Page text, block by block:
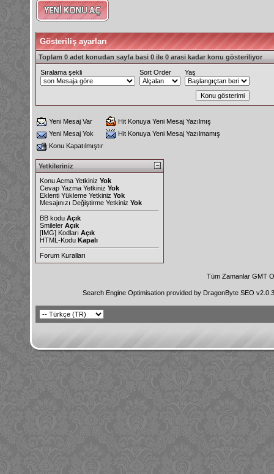
Gösteriliş ayarları
Toplam 0 adet konudan sayfa basi 0 ile 0 arasi kadar konu gösteriliyor
Sıralama şekli Sort Order Yaş
Yeni Mesaj Var
Hit Konuya Yeni Mesaj Yazılmış
Yeni Mesaj Yok
Hit Konuya Yeni Mesaj Yazılmamış
Konu Kapatılmıştır
Yetkileriniz
Konu Acma Yetkiniz Yok
Cevap Yazma Yetkiniz Yok
Eklenti Yükleme Yetkiniz Yok
Mesajınızı Değiştirme Yetkiniz Yok
BB kodu Açık
Smileler Açık
[IMG] Kodları Açık
HTML-Kodu Kapalı
Forum Kuralları
Tüm Zamanlar GMT
Search Engine Optimisation provided by DragonByte SEO